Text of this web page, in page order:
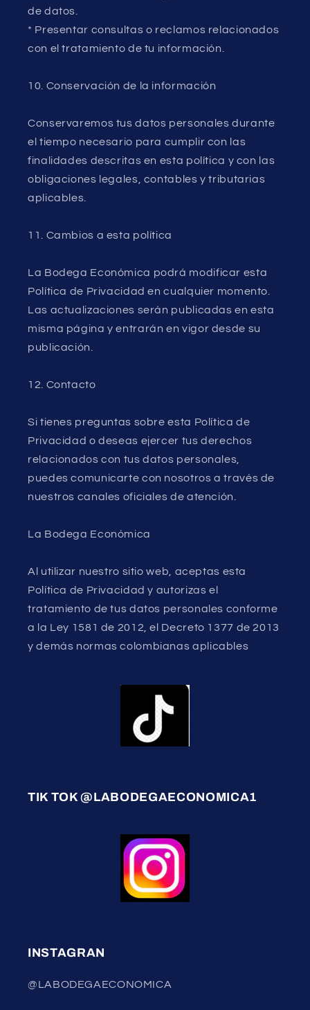
de datos.
* Presentar consultas o reclamos relacionados
con el tratamiento de tu información.
10. Conservación de la información
Conservaremos tus datos personales durante
el tiempo necesario para cumplir con las
finalidades descritas en esta política y con las
obligaciones legales, contables y tributarias
aplicables.
11. Cambios a esta política
La Bodega Económica podrá modificar esta
Política de Privacidad en cualquier momento.
Las actualizaciones serán publicadas en esta
misma página y entrarán en vigor desde su
publicación.
12. Contacto
Si tienes preguntas sobre esta Política de
Privacidad o deseas ejercer tus derechos
relacionados con tus datos personales,
puedes comunicarte con nosotros a través de
nuestros canales oficiales de atención.
La Bodega Económica
Al utilizar nuestro sitio web, aceptas esta
Política de Privacidad y autorizas el
tratamiento de tus datos personales conforme
a la Ley 1581 de 2012, el Decreto 1377 de 2013
y demás normas colombianas aplicables
TIK TOK @LABODEGAECONOMICA1
INSTAGRAN
@LABODEGAECONOMICA